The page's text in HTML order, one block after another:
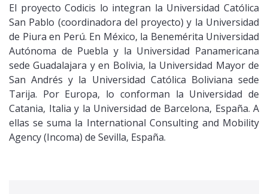
El proyecto Codicis lo integran la Universidad Católica
San Pablo (coordinadora del proyecto) y la Universidad
de Piura en Perú. En México, la Benemérita Universidad
Autónoma de Puebla y la Universidad Panamericana
sede Guadalajara y en Bolivia, la Universidad Mayor de
San Andrés y la Universidad Católica Boliviana sede
Tarija. Por Europa, lo conforman la Universidad de
Catania, Italia y la Universidad de Barcelona, España. A
ellas se suma la International Consulting and Mobility
Agency (Incoma) de Sevilla, España.